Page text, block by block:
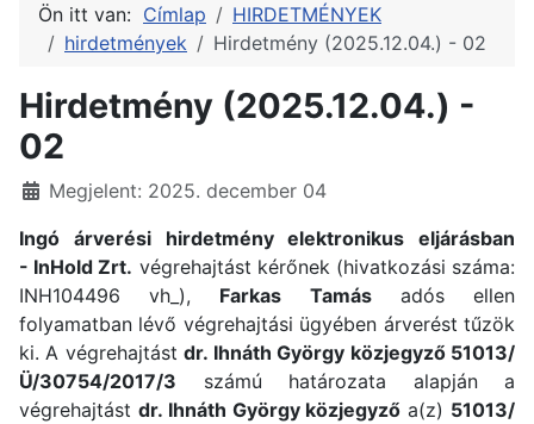
Ön itt van: Címlap
HIRDETMÉNYEK
hirdetmények
Hirdetmény (2025.12.04.) - 02
Hirdetmény (2025.12.04.) -
02
Részletek
Megjelent: 2025. december 04
Ingó árverési hirdetmény elektronikus eljárásban
- InHold Zrt. végrehajtást kérőnek (hivatkozási száma:
INH104496 vh_), Farkas Tamásadós ellen
folyamatban lévő végrehajtási ügyében árverést tűzök
ki. A végrehajtástdr. Ihnáth György közjegyző 51013/
Ü/30754/2017/3 számú határozata alapján a
végrehajtást dr. Ihnáth György közjegyző a(z) 51013/